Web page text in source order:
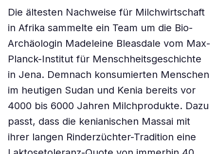
Die ältesten Nachweise für Milchwirtschaft
in Afrika sammelte ein Team um die Bio-
Archäologin Madeleine Bleasdale vom Max-
Planck-Institut für Menschheitsgeschichte
in Jena. Demnach konsumierten Menschen
im heutigen Sudan und Kenia bereits vor
4000 bis 6000 Jahren Milchprodukte. Dazu
passt, dass die kenianischen Massai mit
ihrer langen Rinderzüchter-Tradition eine